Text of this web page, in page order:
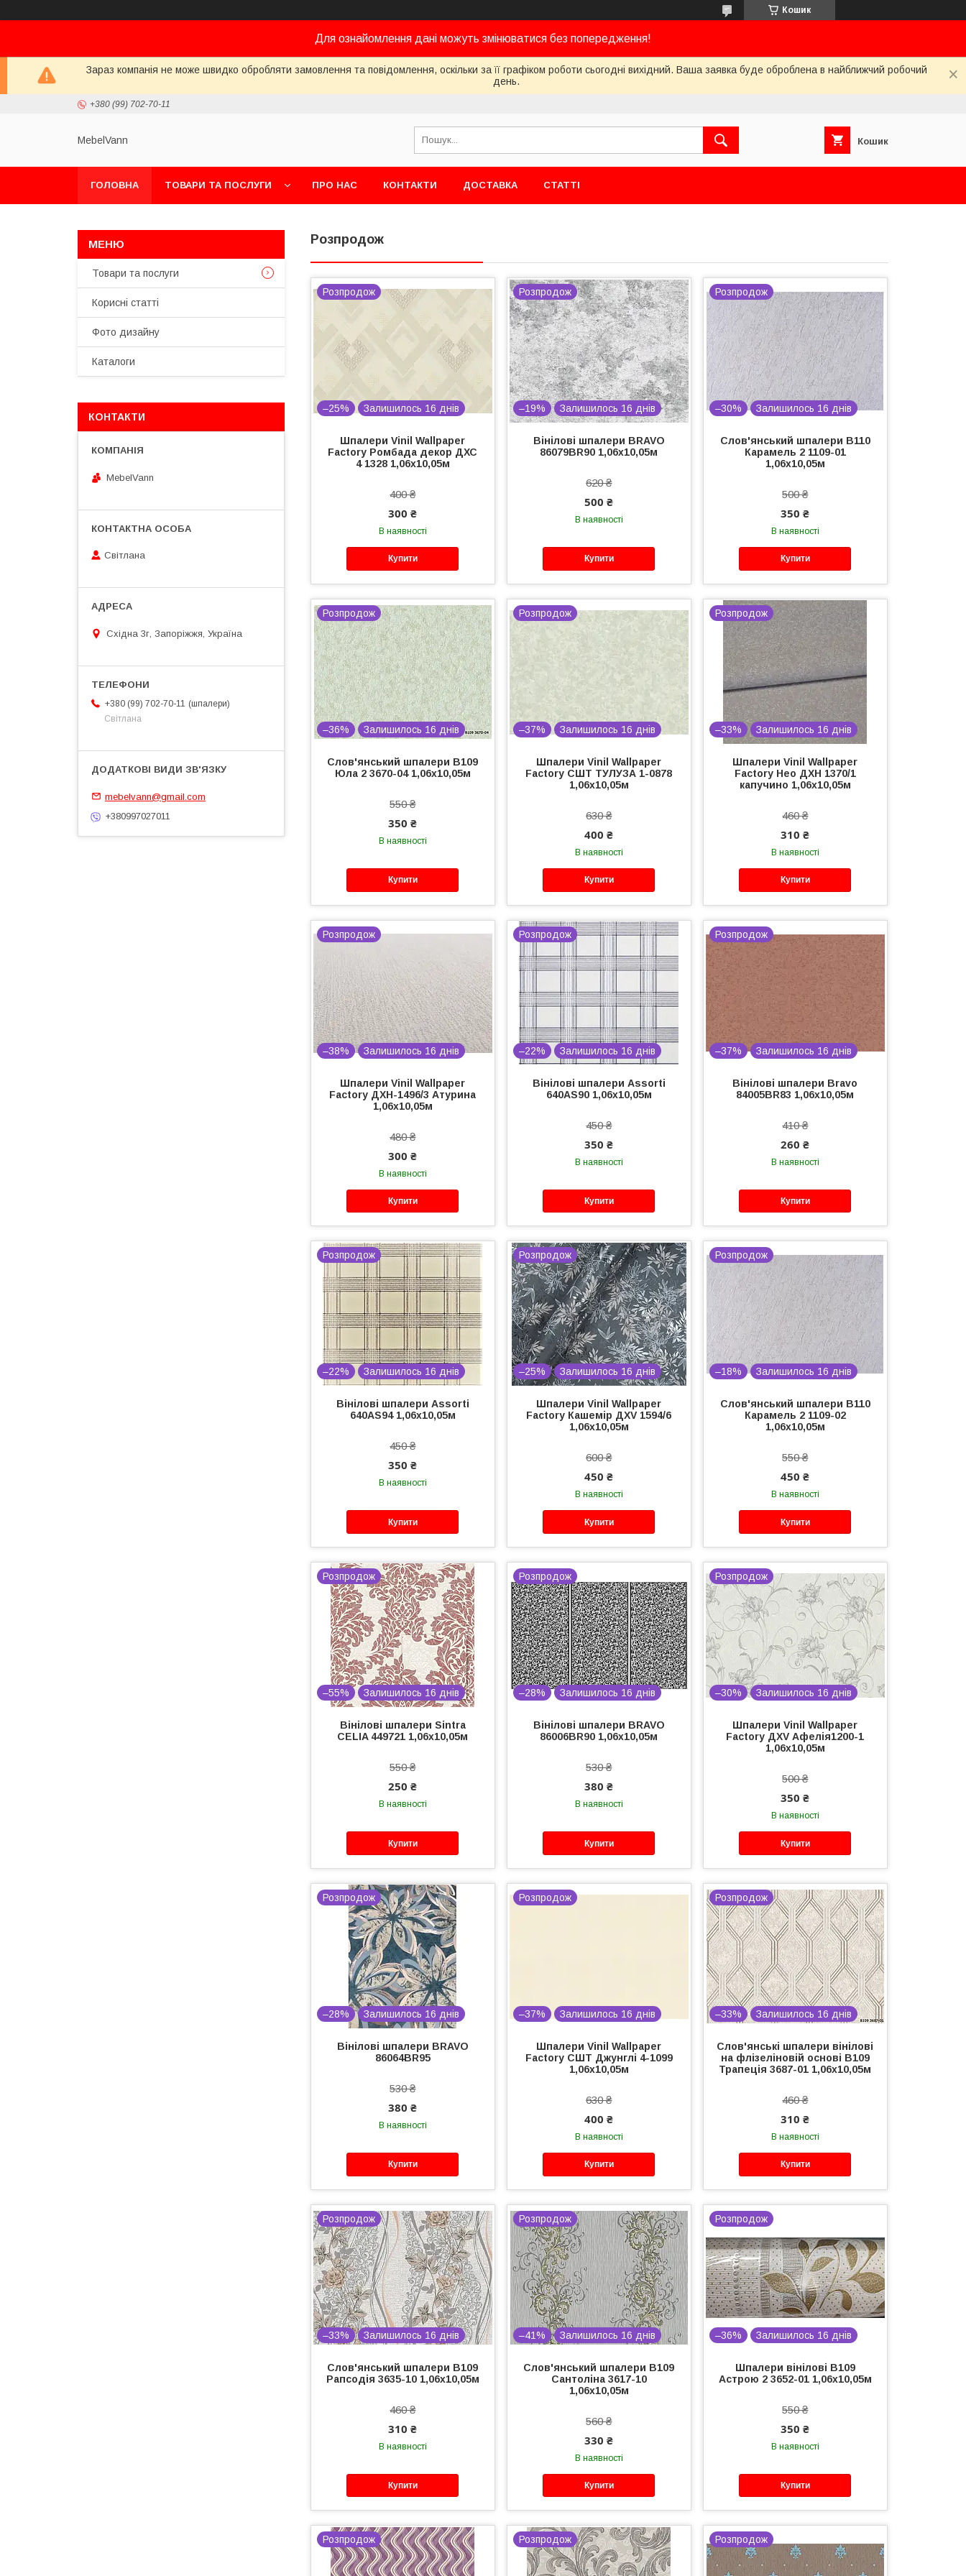
Кошик
Для ознайомлення дані можуть змінюватися без попередження!
Зараз компанія не може швидко обробляти замовлення та повідомлення, оскільки за її графіком роботи сьогодні вихідний. Ваша заявка буде оброблена в найближчий робочий
день.
+380 (99) 702-70-11
MebelVann Кошик
ГОЛОВНА ТОВАРИ ТА ПОСЛУГИ ПРО НАС КОНТАКТИ ДОСТАВКА СТАТТІ
Розпродож
Розпродож
–25% Залишилось 16 днів
Шпалери Vinil Wallpaper
Factory Ромбада декор ДХС
4 1328 1,06х10,05м
400 ₴
300 ₴
В наявності
Купити
Розпродож
–19% Залишилось 16 днів
Вінілові шпалери BRAVO
86079BR90 1,06х10,05м
620 ₴
500 ₴
В наявності
Купити
Розпродож
–30% Залишилось 16 днів
Слов'янський шпалери В110
Карамель 2 1109-01
1,06х10,05м
500 ₴
350 ₴
В наявності
Купити
Розпродож
–36% Залишилось 16 днів
Слов'янський шпалери В109
Юла 2 3670-04 1,06х10,05м
550 ₴
350 ₴
В наявності
Купити
Розпродож
–37% Залишилось 16 днів
Шпалери Vinil Wallpaper
Factory СШТ ТУЛУЗА 1-0878
1,06х10,05м
630 ₴
400 ₴
В наявності
Купити
Розпродож
–33% Залишилось 16 днів
Шпалери Vinil Wallpaper
Factory Нео ДХН 1370/1
капучино 1,06х10,05м
460 ₴
310 ₴
В наявності
Купити
Розпродож
–38% Залишилось 16 днів
Шпалери Vinil Wallpaper
Factory ДХН-1496/3 Атурина
1,06х10,05м
480 ₴
300 ₴
В наявності
Купити
Розпродож
–22% Залишилось 16 днів
Вінілові шпалери Assorti
640AS90 1,06х10,05м
450 ₴
350 ₴
В наявності
Купити
Розпродож
–37% Залишилось 16 днів
Вінілові шпалери Bravo
84005BR83 1,06х10,05м
410 ₴
260 ₴
В наявності
Купити
Розпродож
–22% Залишилось 16 днів
Вінілові шпалери Assorti
640AS94 1,06х10,05м
450 ₴
350 ₴
В наявності
Купити
Розпродож
–25% Залишилось 16 днів
Шпалери Vinil Wallpaper
Factory Кашемір ДХV 1594/6
1,06х10,05м
600 ₴
450 ₴
В наявності
Купити
Розпродож
–18% Залишилось 16 днів
Слов'янський шпалери В110
Карамель 2 1109-02
1,06х10,05м
550 ₴
450 ₴
В наявності
Купити
Розпродож
–55% Залишилось 16 днів
Вінілові шпалери Sintra
CELIA 449721 1,06х10,05м
550 ₴
250 ₴
В наявності
Купити
Розпродож
–28% Залишилось 16 днів
Вінілові шпалери BRAVO
86006BR90 1,06х10,05м
530 ₴
380 ₴
В наявності
Купити
Розпродож
–30% Залишилось 16 днів
Шпалери Vinil Wallpaper
Factory ДХV Афелія1200-1
1,06х10,05м
500 ₴
350 ₴
В наявності
Купити
Розпродож
–28% Залишилось 16 днів
Вінілові шпалери BRAVO
86064BR95
530 ₴
380 ₴
В наявності
Купити
Розпродож
–37% Залишилось 16 днів
Шпалери Vinil Wallpaper
Factory СШТ Джунглі 4-1099
1,06х10,05м
630 ₴
400 ₴
В наявності
Купити
Розпродож
–33% Залишилось 16 днів
Слов'янські шпалери вінілові
на флізеліновій основі В109
Трапеція 3687-01 1,06х10,05м
460 ₴
310 ₴
В наявності
Купити
Розпродож
–33% Залишилось 16 днів
Слов'янський шпалери В109
Рапсодія 3635-10 1,06х10,05м
460 ₴
310 ₴
В наявності
Купити
Розпродож
–41% Залишилось 16 днів
Слов'янський шпалери В109
Сантоліна 3617-10
1,06х10,05м
560 ₴
330 ₴
В наявності
Купити
Розпродож
–36% Залишилось 16 днів
Шпалери вінілові В109
Астрою 2 3652-01 1,06х10,05м
550 ₴
350 ₴
В наявності
Купити
Розпродож Розпродож Розпродож
Товари та послуги
Корисні статті
Фото дизайну
Каталоги
КОНТАКТИ
MebelVann
Світлана
Східна 3г, Запоріжжя, Україна
+380 (99) 702-70-11
шпалери
Світлана
mebelvann@gmail.com
+380997027011